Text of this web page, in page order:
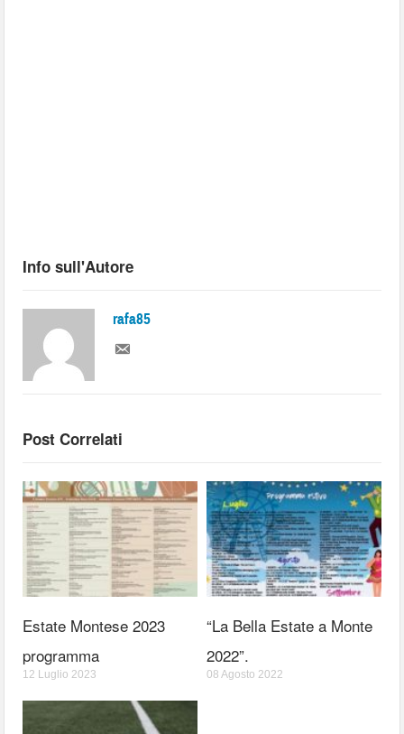
Info sull'Autore
rafa85
Post Correlati
Estate Montese 2023
programma
12 Luglio 2023
“La Bella Estate a Monte
2022”.
08 Agosto 2022